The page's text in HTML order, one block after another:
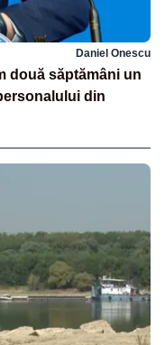
Daniel Onescu
două săptămâni un
din